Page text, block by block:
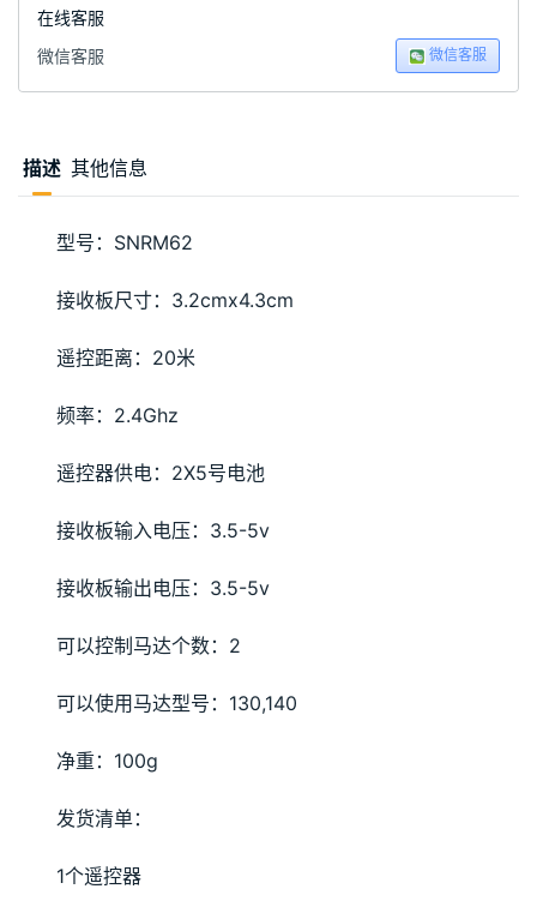
在线客服
微信客服
微信客服
描述 其他信息
型号：SNRM62
接收板尺寸：3.2cmx4.3cm
遥控距离：20米
频率：2.4Ghz
遥控器供电：2X5号电池
接收板输入电压：3.5-5v
接收板输出电压：3.5-5v
可以控制马达个数：2
可以使用马达型号：130,140
净重：100g
发货清单：
1个遥控器